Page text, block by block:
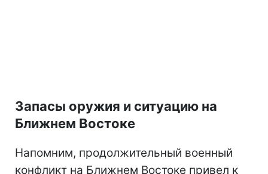
Запасы оружия и ситуацию на
Ближнем Востоке
Напомним, продолжительный военный
конфликт на Ближнем Востоке привел к